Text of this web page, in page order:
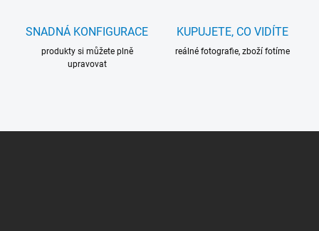
SNADNÁ KONFIGURACE
produkty si můžete plně
upravovat
KUPUJETE, CO VIDÍTE
reálné fotografie, zboží fotíme